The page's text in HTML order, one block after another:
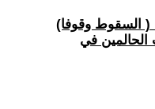
( السقوط وقوفا)
الحالمين في